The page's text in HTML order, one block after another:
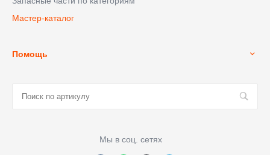
Мастер-каталог
Помощь
Мы в соц. сетях